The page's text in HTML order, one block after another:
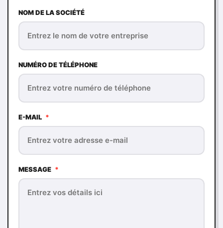
NOM DE LA SOCIÉTÉ
NUMÉRO DE TÉLÉPHONE
E-MAIL *
MESSAGE *